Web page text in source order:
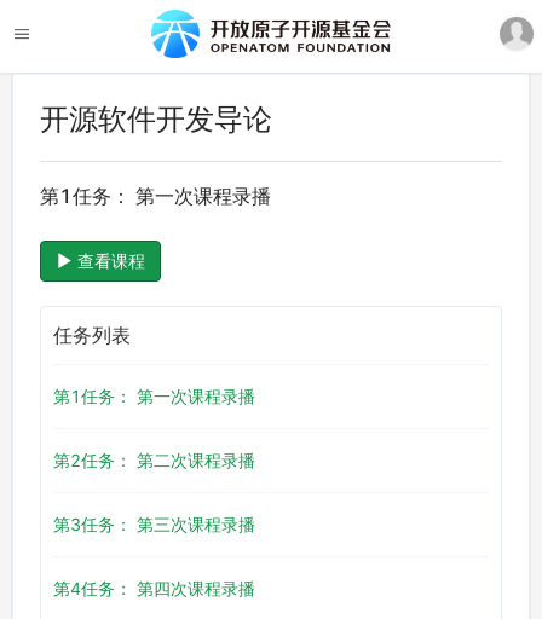
开源软件开发导论
第1任务： 第一次课程录播
查看课程
任务列表
第1任务： 第一次课程录播
第2任务： 第二次课程录播
第3任务： 第三次课程录播
第4任务： 第四次课程录播